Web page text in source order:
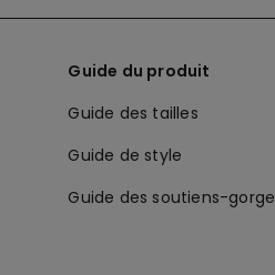
Guide du produit
Guide des tailles
Guide de style
Guide des soutiens-gorge